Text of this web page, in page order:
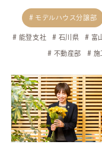
モデルハウス分譲部
能登支社 石川県 富
不動産部 施